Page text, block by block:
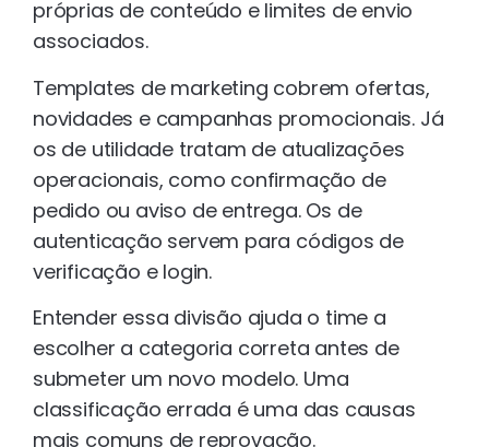
próprias de conteúdo e limites de envio
associados.
Templates de marketing cobrem ofertas,
novidades e campanhas promocionais. Já
os de utilidade tratam de atualizações
operacionais, como confirmação de
pedido ou aviso de entrega. Os de
autenticação servem para códigos de
verificação e login.
Entender essa divisão ajuda o time a
escolher a categoria correta antes de
submeter um novo modelo. Uma
classificação errada é uma das causas
mais comuns de reprovação.